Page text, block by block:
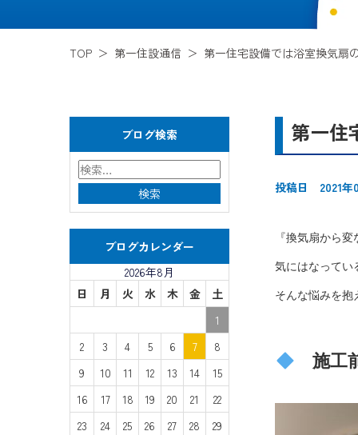
TOP 第一住設通信 第一住宅設備では浴室換気扇
ブログ検索
ブログカレンダー
2026年8月
日
月 火 水 木 金
土
1
2
3 4 5 6 7
8
9
10 11 12 13 14
15
16
17 18 19 20 21
22
23
24 25 26 27 28
29
第一住
投稿日 2021年
『換気扇から
気にはなってい
そんな悩みを抱
施工